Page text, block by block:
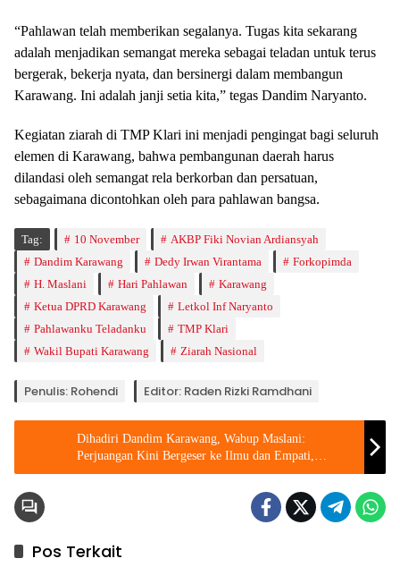
“Pahlawan telah memberikan segalanya. Tugas kita sekarang
adalah menjadikan semangat mereka sebagai teladan untuk terus
bergerak, bekerja nyata, dan bersinergi dalam membangun
Karawang. Ini adalah janji setia kita,” tegas Dandim Naryanto.
Kegiatan ziarah di TMP Klari ini menjadi pengingat bagi seluruh
elemen di Karawang, bahwa pembangunan daerah harus
dilandasi oleh semangat rela berkorban dan persatuan,
sebagaimana dicontohkan oleh para pahlawan bangsa.
Tag: 10 November
AKBP Fiki Novian Ardiansyah
Dandim Karawang
Dedy Irwan Virantama
Forkopimda
H. Maslani
Hari Pahlawan
Karawang
Ketua DPRD Karawang
Letkol Inf Naryanto
Pahlawanku Teladanku
TMP Klari
Wakil Bupati Karawang
Ziarah Nasional
Penulis: Rohendi Editor: Raden Rizki Ramdhani
Dihadiri Dandim Karawang, Wabup Maslani:
Perjuangan Kini Bergeser ke Ilmu dan Empati,
Tinggalkan Bambu Runcing
Pos Terkait
Berita